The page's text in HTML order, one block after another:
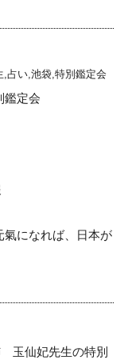
,占い,池袋,特別鑑定会
鑑定会
氣になれば、日本が
玉仙妃先生の特別